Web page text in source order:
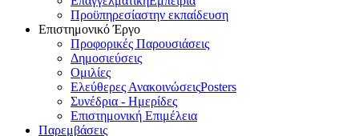
Προϋπηρεσίαστην εκπαίδευση
Επιστημονικό Έργο
Προφορικές Παρουσιάσεις
Δημοσιεύσεις
Ομιλίες
Ελεύθερες ΑνακοινώσειςPosters
Συνέδρια - Ημερίδες
Επιστημονική Επιμέλεια
Παρεμβάσεις